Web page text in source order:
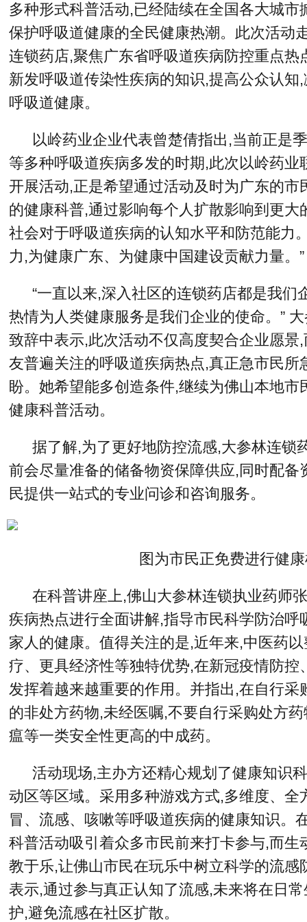
多种形式科普活动,已经陆续在全国各大城市
保护呼吸道健康的全民健康热潮。此次活动
连锁药店,聚焦广东省呼吸道疾病防控重点热
新发呼吸道传染性疾病的知识,提高公众认知
呼吸道健康。
以岭药业企业代表曾楚倩指出,当前正是
等多种呼吸道疾病多发的时期,此次以岭药业
开展活动,正是希望通过活动及时为广东的市
的健康科普,通过影响每个人扩散影响到更大
社会对于呼吸道疾病的认知水平和防范能力
力,为健康广东、为健康中国建设贡献力量。”
“一直以来,深入社区的连锁药店都是我们
热情为人类健康服务是我们企业的使命。”
致辞中表示,此次活动不仅高度契合企业愿景
友普遍关注的呼吸道疾病热点,真正急市民所
盼。她希望能多创造条件,继续为佛山本地市
健康科普活动。
据了解,为了更好地防控流感,大参林连锁
前会尽量准备的储备物资保障供应,同时配备
民提供一站式的专业问诊和咨询服务。
图为市民正免费进行健
在科普讲座上,佛山大参林连锁执业药师
疾病热点进行全面讲解,指导市民科学防治呼
家人的健康。值得关注的是,近年来,中医药
疗、更具经济性等独特优势,在新冠疫情防控
发挥着越来越重要的作用。并指出,在自行采
的非处方药物,未经医嘱,不要自行采购处方
瘟等一类安全性更高的中成药。
活动现场,主办方还精心规划了健康知识
动区等区域。采用多种游戏方式,多维度、全
冒、流感、咳嗽等呼吸道疾病的健康知识。
科普活动吸引着众多市民前来打卡参与,而生
教于乐,让佛山市民在玩乐中树立科学的流感
表示,通过参与真正认知了流感,未来将在日
护,避免流感在社区扩散。